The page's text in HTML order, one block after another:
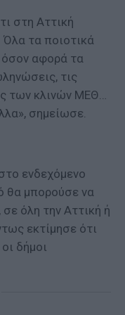
στη Αττική
τα ποιοτικά
όσον αφορά τα
τις
των κλινών ΜΕΘ…
σημείωσε.
ενδεχόμενο
θα μπορούσε να
σε όλη την Αττική ή
εκτίμησε ότι
δήμοι